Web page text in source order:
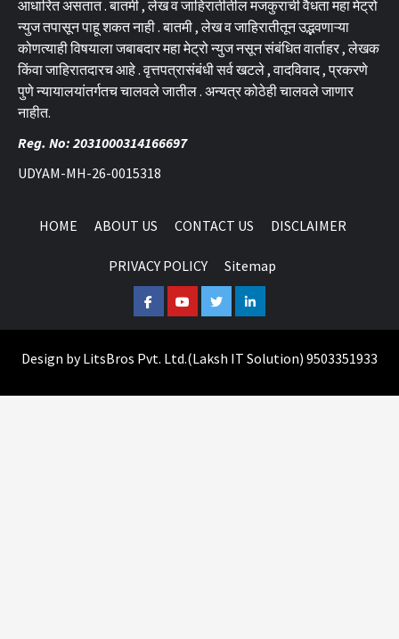
आधारित असतात . बातमी , लेख व जाहिरातीतील मजकुराची वैधता महा मेट्रो
न्युज तपासून पाहू शकत नाही . बातमी , लेख व जाहिरातीतून उद्भवणाऱ्या
कोणत्याही विषयाला जबाबदार महा मेट्रो न्युज नसून संबंधित वार्ताहर , लेखक
किंवा जाहिरातदारच आहे . वृत्तपत्रासंबंधी सर्व खटले , वादविवाद , प्रकरणे
पुणे न्यायालयांतर्गतच चालवले जातील . अन्यत्र कोठेही चालवले जाणार
नाहीत.
Reg. No: 2031000314166697
UDYAM-MH-26-0015318
HOME ABOUT US CONTACT US DISCLAIMER
PRIVACY POLICY Sitemap
FacebookYoutubeTwitterLinkedin
Design byLitsBros Pvt. Ltd.(Laksh IT Solution) 9503351933